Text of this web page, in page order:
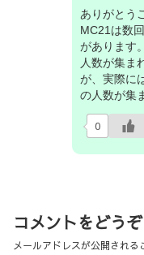
ありがとう
MC21は数
があります。
人数が集ま
が、実際に
の人数が集
0
コメントをどうぞ
メールアドレスが公開される